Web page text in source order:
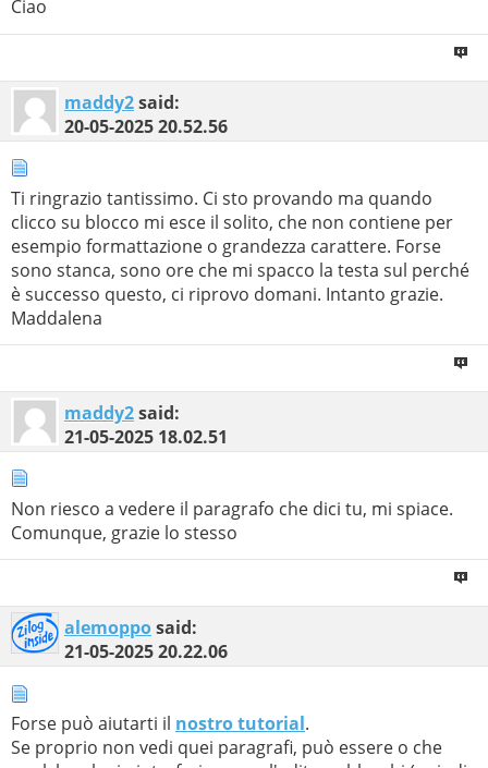
Ciao
maddy2said:
20-05-202520.52.56
Ti ringrazio tantissimo. Ci sto provando ma quando
clicco su blocco mi esce il solito, che non contiene per
esempio formattazione o grandezza carattere. Forse
sono stanca, sono ore che mi spacco la testa sul perché
è successo questo, ci riprovo domani. Intanto grazie.
Maddalena
maddy2said:
21-05-2025 18.02.51
Non riesco a vedere il paragrafo che dici tu, mi spiace.
Comunque, grazie lo stesso
alemopposaid:
21-05-202520.22.06
Forse può aiutarti il nostro tutorial.
Se proprio non vedi quei paragrafi, può essere o che